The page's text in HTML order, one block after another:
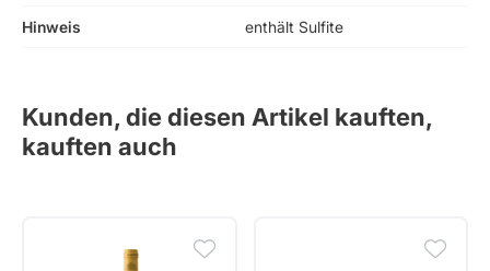
Hinweis enthält Sulfite
Kunden, die diesen Artikel kauften,
kauften auch